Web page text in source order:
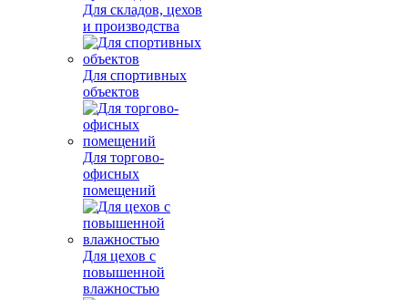
Для складов, цехов
и производства
Для спортивных
объектов
Для торгово-
офисных
помещений
Для цехов с
повышенной
влажностью